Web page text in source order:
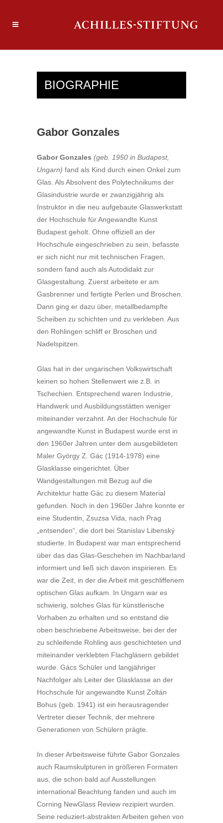
BIOGRAPHIE
Gabor Gonzales
Gabor Gonzales (geb. 1950 in Budapest,
Ungarn) fand als Kind durch einen Onkel zum
Glas. Als Absolvent des Polytechnikums der
Glasindustrie wurde er zwanzigjährig als
Instruktor in die neu aufgebaute Glaswerkstatt
der Hochschule für Angewandte Kunst
Budapest geholt. Ohne offiziell an der
Hochschule eingeschrieben zu sein, befasste
er sich nicht nur mit technischen Fragen,
sondern fand auch als Autodidakt zur
Glasgestaltung. Zuerst arbeitete er am
Gasbrenner und fertigte Perlen und Broschen.
Dann ging er dazu über, metallbedampfte
Scheiben zu schichten und zu verkleben. Aus
den Rohlingen schliff er Broschen und
Nadelspitzen.
Glas hat in der ungarischen Volkswirtschaft
keinen so hohen Stellenwert wie z.B. in
Tschechien. Entsprechend waren Industrie,
Handwerk und Ausbildungsstätten weniger
miteinander verzahnt. An der Hochschule für
angewandte Kunst in Budapest wurde erst in
den 1960er Jahren unter dem ausgebildeten
Maler György Z. Gác (1914-1978) eine
Glasklasse eingerichtet. Über
Wandgestaltungen mit Bezug auf die
Architektur hatte Gác zu diesem Material
gefunden. Noch in den 1960er Jahre konnte er
eine Studentin, Zsuzsa Vida, nach Prag
„entsenden“, die dort bei Stanislav Libenský
studierte. In Budapest war man entsprechend
über das das Glas-Geschehen im Nachbarland
informiert und ließ sich davon inspirieren. Es
war die Zeit, in der die Arbeit mit geschliffenem
optischen Glas aufkam. In Ungarn war es
schwierig, solches Glas für künstlerische
Vorhaben zu erhalten und so entstand die
oben beschriebene Arbeitsweise, bei der der
zu schleifende Rohling aus geschichteten und
miteinander verklebten Flachgläsern gebildet
wurde. Gács Schüler und langjähriger
Nachfolger als Leiter der Glasklasse an der
Hochschule für angewandte Kunst Zoltán
Bohus (geb. 1941) ist ein herausragender
Vertreter dieser Technik, der mehrere
Generationen von Schülern prägte.
In dieser Arbeitsweise führte Gabor Gonzales
auch Raumskulpturen in größeren Formaten
aus, die schon bald auf Ausstellungen
international Beachtung fanden und auch im
Corning NewGlass Review rezipiert wurden.
Seine reduziert-abstrakten Arbeiten gehen von